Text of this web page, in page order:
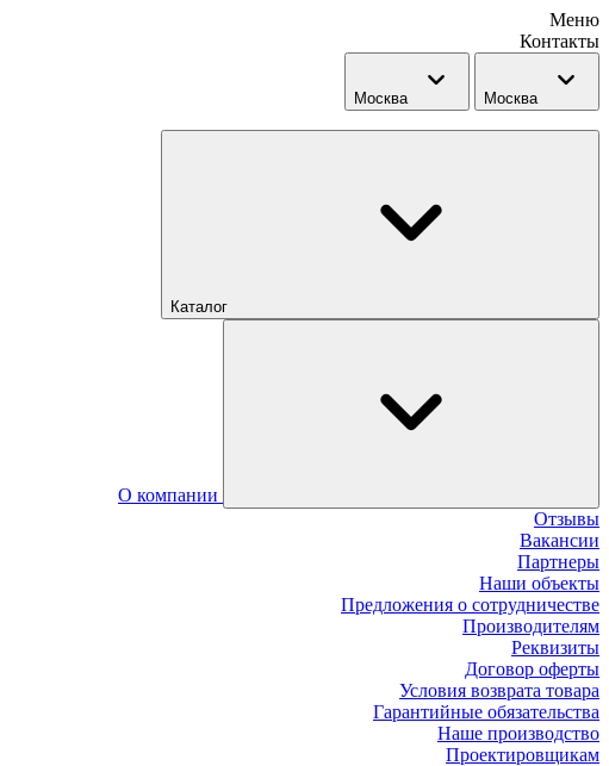
Меню
Контакты
Москва Москва
Каталог
О компании
Отзывы
Вакансии
Партнеры
Наши объекты
Предложения о сотрудничестве
Производителям
Реквизиты
Договор оферты
Условия возврата товара
Гарантийные обязательства
Наше производство
Проектировщикам